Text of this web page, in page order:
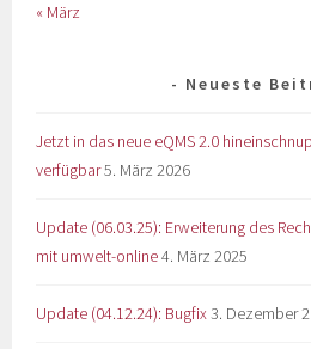
« März
Neueste
Jetzt in das neue eQMS 2.0
verfügbar5. März 2026
Update (06.03.25): Erweiterung des
mit umwelt-online4. März 2025
Update (04.12.24): Bugfix3. Dezember